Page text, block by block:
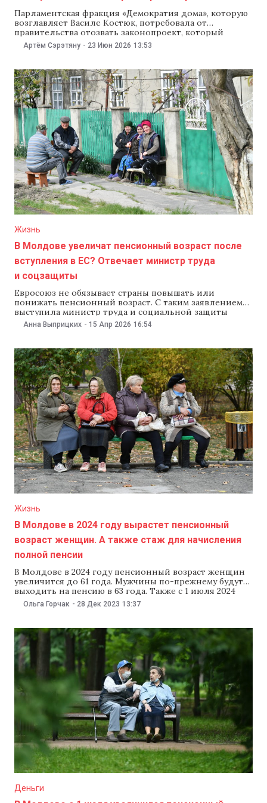
Парламентская фракция «Демократия дома», которую
возглавляет Василе Костюк, потребовала от
правительства отозвать законопроект, который
предусматривает повышение пенсионного возраста
для военнослужащих и сотрудников со специальным
формирования обещают организовать массовые
протесты. На пресс-конференции 23 июня Василе
Костюк назвал инициативу «позорной» и
«оскорбительной» для полицейских и военных. По
Артём Сэрэтяну - 23 Июн 2026 13:53
Жизнь
В Молдове увеличат пенсионный возраст после
вступления в ЕС? Отвечает министр труда
и соцзащиты
Евросоюз не обязывает страны повышать или
понижать пенсионный возраст. С таким заявлением
выступила министр труда и социальной защиты
Наталья Плугару, комментируя слова демографа
Валерия Сайнсуса о том, что после вступления ЕС в
добавила, что «за последние 10 лет
продолжительность жизни увеличилась на два года»,
и
Анна Выприцких - 15 Апр 2026 16:54
Жизнь
В Молдове в 2024 году вырастет пенсионный
возраст женщин. А также стаж для начисления
полной пенсии
В Молдове в 2024 году пенсионный возраст женщин
увеличится до 61 года. Мужчины по-прежнему будут
выходить на пенсию в 63 года. Также с 1 июля 2024
года стаж для начисления полной пенсии женщинам
составит 34 года, хотя еще в 2021 году он составлял 32
Ольга Горчак - 28 Дек 2023 13:37
Деньги